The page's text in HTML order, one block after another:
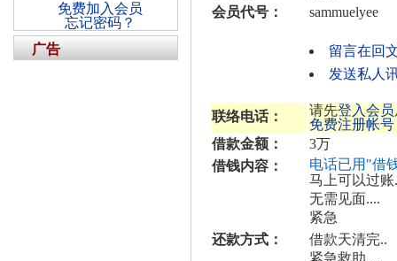
会员代号：
sammuelyee
留言在回
发送私人
联络电话： 请先登入会员
免费注册帐号
借款金额：
3万
借钱内容：
电话已用"借
马上可以过账
无需见面....
紧急
还款方式：
借款天清完..
紧急救助....
免费加入会员
忘记密码？
广告